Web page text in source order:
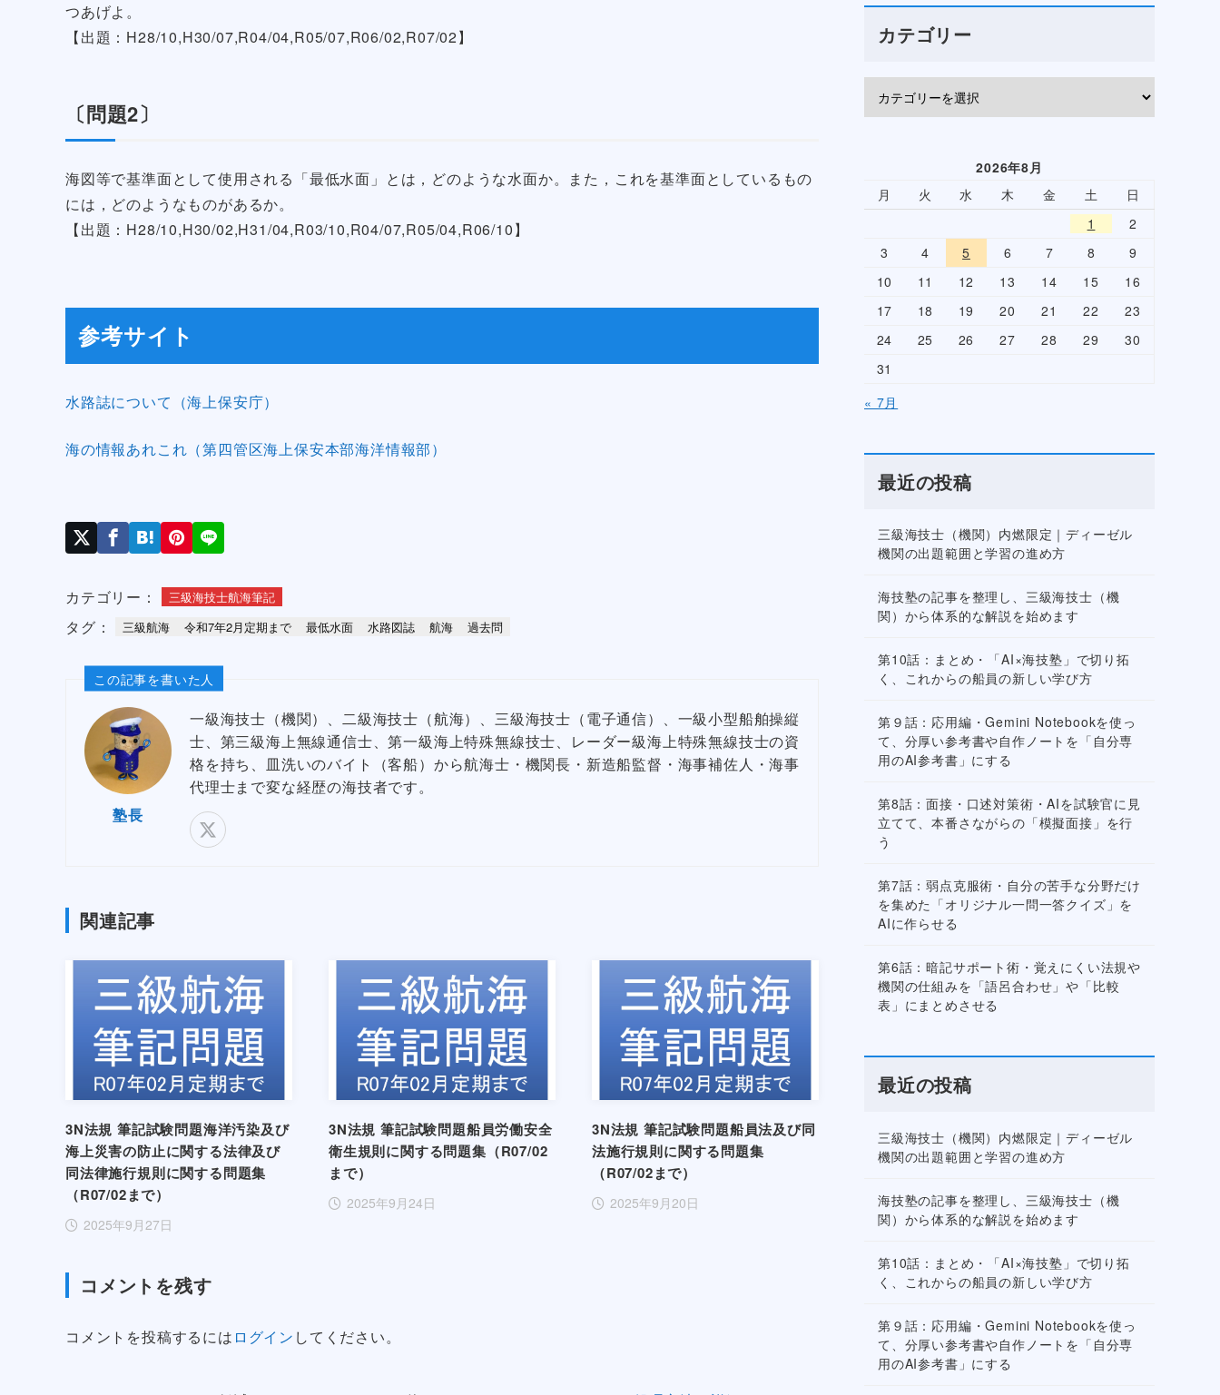
つあげよ。
【出題：H28/10,H30/07,R04/04,R05/07,R06/02,R07/02】
〔問題2〕
海図等で基準面として使用される「最低水面」とは，どのような水面か。また，これを基準面としているもの
には，どのようなものがあるか。
【出題：H28/10,H30/02,H31/04,R03/10,R04/07,R05/04,R06/10】
参考サイト
水路誌について（海上保安庁）
海の情報あれこれ（第四管区海上保安本部海洋情報部）
カテゴリー： 三級海技士航海筆記
タグ： 三級航海 令和7年2月定期まで 最低水面 水路図誌 航海 過去問
この記事を書いた人
塾長
一級海技士（機関）、二級海技士（航海）、三級海技士（電子通信）、一級小型船舶操縦
士、第三級海上無線通信士、第一級海上特殊無線技士、レーダー級海上特殊無線技士の資
格を持ち、皿洗いのバイト（客船）から航海士・機関長・新造船監督・海事補佐人・海事
代理士まで変な経歴の海技者です。
関連記事
3N法規 筆記試験問題海洋汚染及び
海上災害の防止に関する法律及び
同法律施行規則に関する問題集
（R07/02まで）
2025年9月27日
3N法規 筆記試験問題船員労働安全
衛生規則に関する問題集（R07/02
まで）
2025年9月24日
3N法規 筆記試験問題船員法及び同
法施行規則に関する問題集
（R07/02まで）
2025年9月20日
コメントを残す
コメントを投稿するには ログイン してください。
カテゴリー
2026年8月
月
火 水 木 金 土
日
1
2
3
4 5 6 7 8
9
10
11 12 13 14 15
16
17
18 19 20 21 22
23
24
25 26 27 28 29
30
31
« 7月
最近の投稿
三級海技士（機関）内燃限定｜ディーゼル
機関の出題範囲と学習の進め方
海技塾の記事を整理し、三級海技士（機
関）から体系的な解説を始めます
第10話：まとめ・「AI×海技塾」で切り拓
く、これからの船員の新しい学び方
第９話：応用編・Gemini Notebookを使っ
て、分厚い参考書や自作ノートを「自分専
用のAI参考書」にする
第8話：面接・口述対策術・AIを試験官に見
立てて、本番さながらの「模擬面接」を行
う
第7話：弱点克服術・自分の苦手な分野だけ
を集めた「オリジナル一問一答クイズ」を
AIに作らせる
第6話：暗記サポート術・覚えにくい法規や
機関の仕組みを「語呂合わせ」や「比較
表」にまとめさせる
最近の投稿
三級海技士（機関）内燃限定｜ディーゼル
機関の出題範囲と学習の進め方
海技塾の記事を整理し、三級海技士（機
関）から体系的な解説を始めます
第10話：まとめ・「AI×海技塾」で切り拓
く、これからの船員の新しい学び方
第９話：応用編・Gemini Notebookを使っ
て、分厚い参考書や自作ノートを「自分専
用のAI参考書」にする